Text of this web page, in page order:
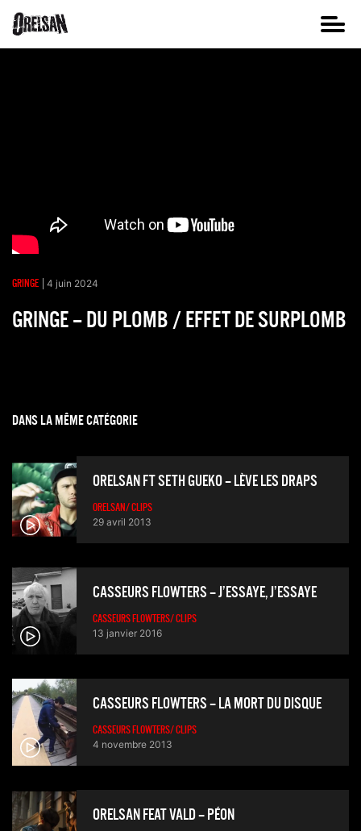
GRINGE 4 juin 2024
GRINGE – DU PLOMB / EFFET DE SURPLOMB
DANS LA MÊME CATÉGORIE
ORELSAN FT SETH GUEKO – LÈVE LES DRAPS
ORELSAN/ CLIPS
29 avril 2013
CASSEURS FLOWTERS – J’ESSAYE, J’ESSAYE
CASSEURS FLOWTERS/ CLIPS
13 janvier 2016
CASSEURS FLOWTERS – LA MORT DU DISQUE
CASSEURS FLOWTERS/ CLIPS
4 novembre 2013
ORELSAN FEAT VALD – PÉON